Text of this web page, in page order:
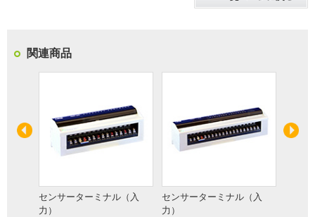
関連商品
センサーターミナル（入
力）
センサーターミナル（入
力）